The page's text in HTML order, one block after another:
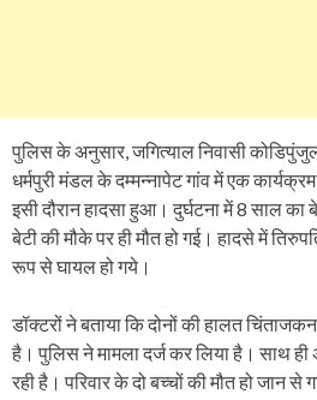
पुलिस के अनुसार, जगित्याल निवासी
धर्मपुरी मंडल के दम्मन्नापेट गांव में एक
इसी दौरान हादसा हुआ। दुर्घटना में 8 साल
बेटी की मौके पर ही मौत हो गई। हादसे में
रूप से घायल हो गये।
डॉक्टरों ने बताया कि दोनों की हालत
है। पुलिस ने मामला दर्ज कर लिया है। साथ ही
रही है। परिवार के दो बच्चों की मौत हो जान से